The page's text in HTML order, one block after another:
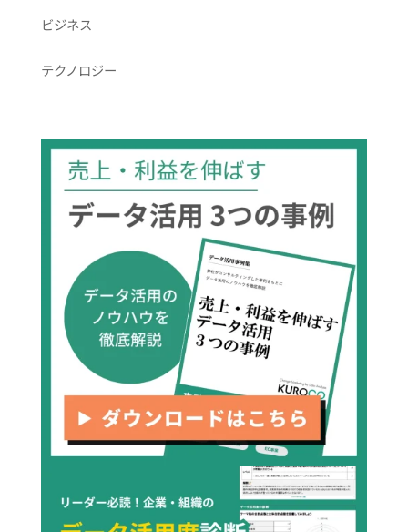
ビジネス
テクノロジー